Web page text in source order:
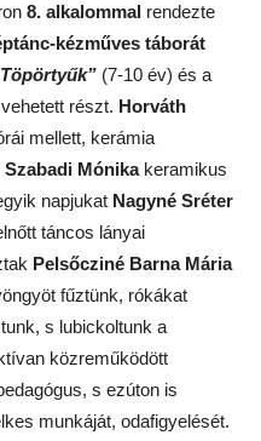
8. alkalommal rendezte
kézműves táborát
(7-10 év) és a
részt. Horváth
mellett, kerámia
Szabadi Mónikakeramikus
napjukat Nagyné Sréter
táncos lányai
Pelsőcziné Barna Mária
fűztünk, rókákat
s lubickoltunk a
közreműködött
s ezúton is
munkáját, odafigyelését.